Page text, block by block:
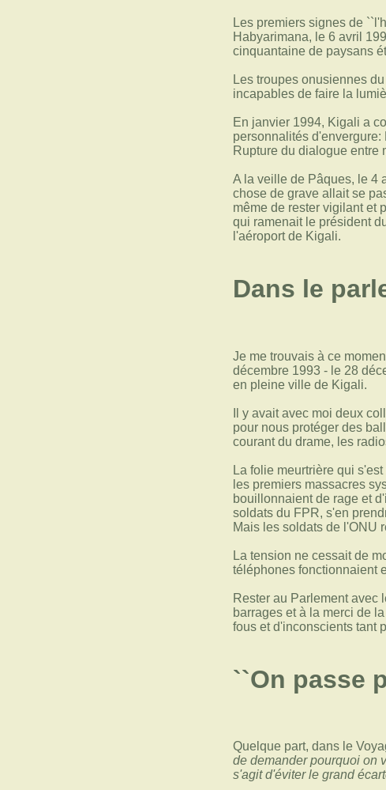
Les premiers signes de
Habyarimana, le 6 avril
cinquantaine de paysans
Les troupes onusiennes
incapables de faire la
En janvier 1994, Kigali a
personnalités
Rupture du dialogue entre
A la veille de Pâques, le 4
chose de grave allait se
même de rester vigilant et
qui ramenait le président
l'aéroport de Kigali.
Dans le
Je me trouvais à ce
décembre 1993 - le 28
en pleine ville de Kigali.
Il y avait avec moi deux
pour nous protéger des
courant du drame, les
La folie meurtrière qui
les premiers massacres
bouillonnaient de rage et
soldats du FPR, s'en
Mais les soldats de l'ONU
La tension ne cessait de
téléphones fonctionnaient
Rester au Parlement avec
barrages et à la merci de
fous et d'inconscients tant
``On passe
Quelque part, dans le
de demander pourquoi on
s'agit d'éviter le grand